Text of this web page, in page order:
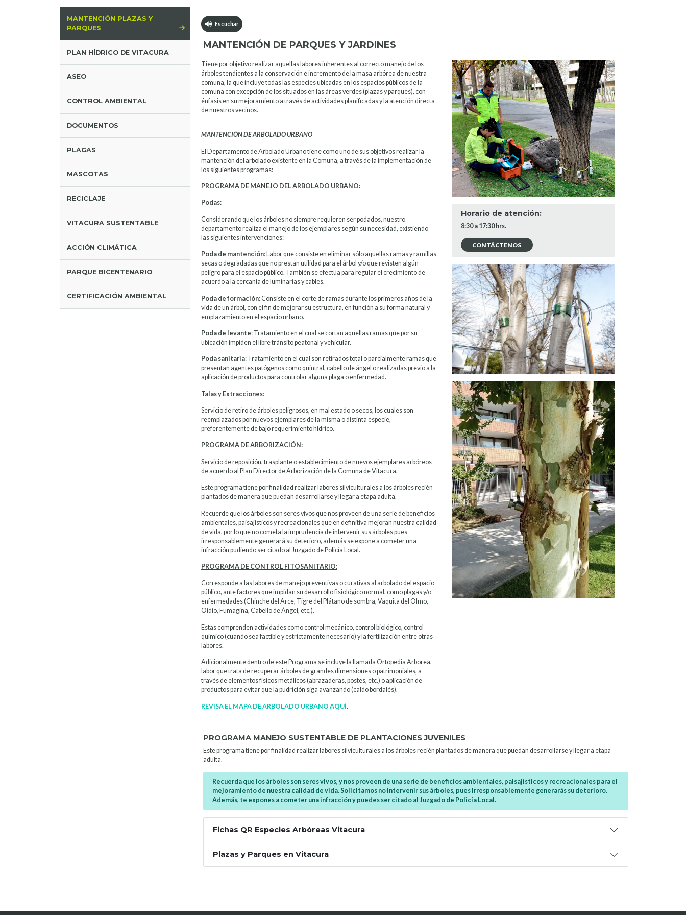
MANTENCIÓN PLAZAS Y
PARQUES
PLAN HÍDRICO DE VITACURA
ASEO
CONTROL AMBIENTAL
DOCUMENTOS
PLAGAS
MASCOTAS
RECICLAJE
VITACURA SUSTENTABLE
ACCIÓN CLIMÁTICA
PARQUE BICENTENARIO
CERTIFICACIÓN AMBIENTAL
Escuchar
MANTENCIÓN DE PARQUES Y JARDINES
Tiene por objetivo realizar aquellas labores inherentes al correcto manejo de los
árboles tendientes a la conservación e incremento de la masa arbórea de nuestra
comuna, la que incluye todas las especies ubicadas en los espacios públicos de la
comuna con excepción de los situados en las áreas verdes (plazas y parques), con
énfasis en su mejoramiento a través de actividades planificadas y la atención directa
de nuestros vecinos.
MANTENCIÓN DE ARBOLADO URBANO
El Departamento de Arbolado Urbano tiene como uno de sus objetivos realizar la
mantención del arbolado existente en la Comuna, a través de la implementación de
los siguientes programas:
PROGRAMA DE MANEJO DEL ARBOLADO URBANO:
Podas:
Considerando que los árboles no siempre requieren ser podados, nuestro
departamento realiza el manejo de los ejemplares según su necesidad, existiendo
las siguientes intervenciones:
Poda de mantención: Labor que consiste en eliminar sólo aquellas ramas y ramillas
secas o degradadas que no prestan utilidad para el árbol y/o que revisten algún
peligro para el espacio público. También se efectúa para regular el crecimiento de
acuerdo a la cercanía de luminarias y cables.
Poda de formación: Consiste en el corte de ramas durante los primeros años de la
vida de un árbol, con el fin de mejorar su estructura, en función a su forma natural y
emplazamiento en el espacio urbano.
Poda de levante: Tratamiento en el cual se cortan aquellas ramas que por su
ubicación impiden el libre tránsito peatonal y vehicular.
Poda sanitaria: Tratamiento en el cual son retirados total o parcialmente ramas que
presentan agentes patógenos como quintral, cabello de ángel o realizadas previo a la
aplicación de productos para controlar alguna plaga o enfermedad.
Talas y Extracciones:
Servicio de retiro de árboles peligrosos, en mal estado o secos, los cuales son
reemplazados por nuevos ejemplares de la misma o distinta especie,
preferentemente de bajo requerimiento hídrico.
PROGRAMA DE ARBORIZACIÓN:
Servicio de reposición, trasplante o establecimiento de nuevos ejemplares arbóreos
de acuerdo al Plan Director de Arborización de la Comuna de Vitacura.
Este programa tiene por finalidad realizar labores silviculturales a los árboles recién
plantados de manera que puedan desarrollarse y llegar a etapa adulta.
Recuerde que los árboles son seres vivos que nos proveen de una serie de beneficios
ambientales, paisajísticos y recreacionales que en definitiva mejoran nuestra calidad
de vida, por lo que no cometa la imprudencia de intervenir sus árboles pues
irresponsablemente generará su deterioro, además se expone a cometer una
infracción pudiendo ser citado al Juzgado de Policía Local.
PROGRAMA DE CONTROL FITOSANITARIO:
Corresponde a las labores de manejo preventivas o curativas al arbolado del espacio
público, ante factores que impidan su desarrollo fisiológico normal, como plagas y/o
enfermedades (Chinche del Arce, Tigre del Plátano de sombra, Vaquita del Olmo,
Oídio, Fumagina, Cabello de Ángel, etc.).
Estas comprenden actividades como control mecánico, control biológico, control
químico (cuando sea factible y estrictamente necesario) y la fertilización entre otras
labores.
Adicionalmente dentro de este Programa se incluye la llamada Ortopedia Arborea,
labor que trata de recuperar árboles de grandes dimensiones o patrimoniales, a
través de elementos físicos metálicos (abrazaderas, postes, etc.) o aplicación de
productos para evitar que la pudrición siga avanzando (caldo bordalés).
REVISA EL MAPA DE ARBOLADO URBANO AQUÍ.
Horario de atención:
8:30 a 17:30 hrs.
CONTÁCTENOS
PROGRAMA MANEJO SUSTENTABLE DE PLANTACIONES JUVENILES
Este programa tiene por finalidad realizar labores silviculturales a los árboles recién plantados de manera que puedan desarrollarse y llegar a etapa
adulta.
Recuerda que los árboles son seres vivos, y nos proveen de una serie de beneficios ambientales, paisajísticos y recreacionales para el
mejoramiento de nuestra calidad de vida. Solicitamos no intervenir sus árboles, pues irresponsablemente generarás su deterioro.
Además, te expones a cometer una infracción y puedes ser citado al Juzgado de Policía Local.
Fichas QR Especies Arbóreas Vitacura
Plazas y Parques en Vitacura